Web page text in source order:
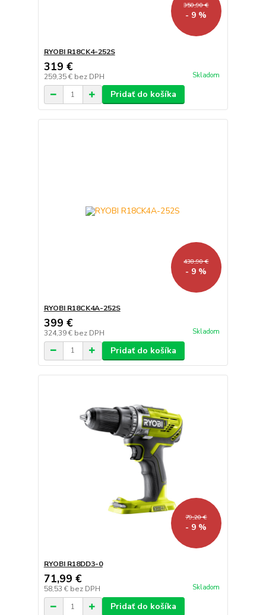
350,90 €
- 9 %
RYOBI R18CK4-252S
319 €
259,35 € bez DPH Skladom
Pridať do košíka
438,90 €
- 9 %
RYOBI R18CK4A-252S
399 €
324,39 € bez DPH Skladom
Pridať do košíka
79,20 €
- 9 %
RYOBI R18DD3-0
71,99 €
58,53 € bez DPH Skladom
Pridať do košíka